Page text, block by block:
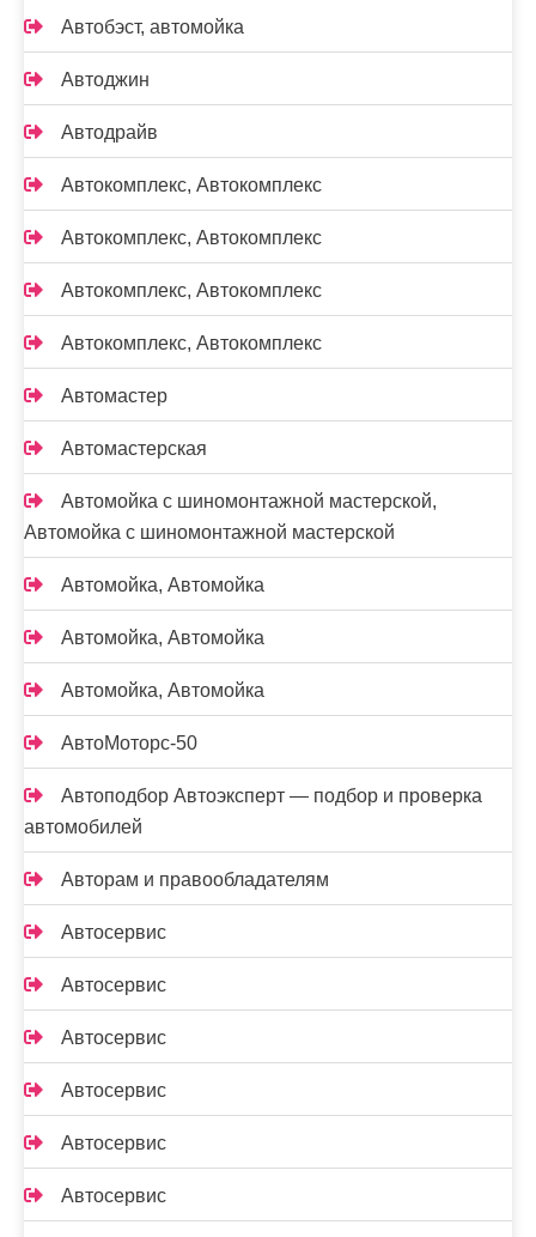
Автобэст, автомойка
Автоджин
Автодрайв
Автокомплекс, Автокомплекс
Автокомплекс, Автокомплекс
Автокомплекс, Автокомплекс
Автокомплекс, Автокомплекс
Автомастер
Автомастерская
Автомойка с шиномонтажной мастерской,
Автомойка с шиномонтажной мастерской
Автомойка, Автомойка
Автомойка, Автомойка
Автомойка, Автомойка
АвтоМоторс-50
Автоподбор Автоэксперт — подбор и проверка
автомобилей
Авторам и правообладателям
Автосервис
Автосервис
Автосервис
Автосервис
Автосервис
Автосервис